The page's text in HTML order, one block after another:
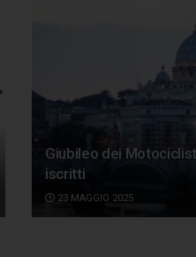
Giubileo dei
iscritti
23 MAGGIO 2025